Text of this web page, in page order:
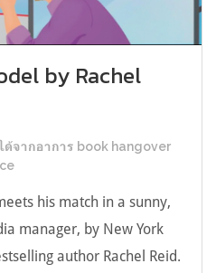
by Rachel
จากอาการ book hangover
his match in a sunny,
manager, by New York
author Rachel Reid.